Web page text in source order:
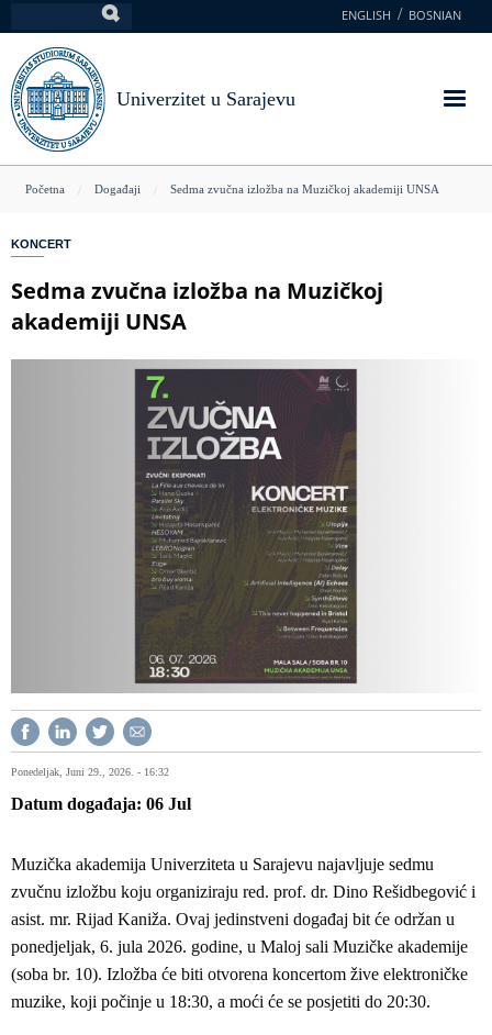
na
glavni
sadržaj
ENGLISH BOSNIAN
Univerzitet u Sarajevu
You
here
Početna Događaji Sedma zvučna izložba na Muzičkoj akademiji UNSA
KONCERT
Sedma zvučna izložba na Muzičkoj
akademiji UNSA
Ponedeljak, Juni 29., 2026. - 16:32
Datum događaja 06 Jul
Muzička akademija Univerziteta u Sarajevu najavljuje sedmu
zvučnu izložbu koju organiziraju red. prof. dr. Dino Rešidbegović i
asist. mr. Rijad Kaniža. Ovaj jedinstveni događaj bit će održan u
ponedjeljak, 6. jula 2026. godine, u Maloj sali Muzičke akademije
(soba br. 10). Izložba će biti otvorena koncertom žive elektroničke
muzike, koji počinje u 18:30, a moći će se posjetiti do 20:30.